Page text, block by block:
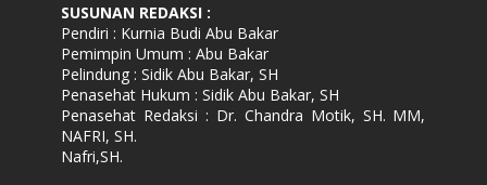
SUSUNAN REDAKSI :
Pendiri : Kurnia Budi Abu Bakar
Pemimpin Umum : Abu Bakar
Pelindung : Sidik Abu Bakar, SH
Penasehat Hukum : Sidik Abu Bakar, SH
Penasehat Redaksi : Dr. Chandra Motik, SH. MM,
NAFRI, SH.
Nafri,SH.